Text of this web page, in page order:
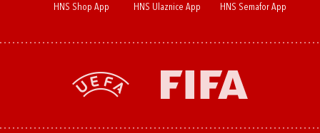
HNS Shop App HNS Ulaznice App HNS Semafor App